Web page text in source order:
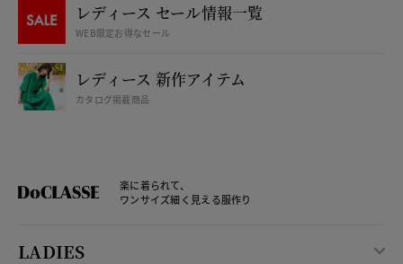
レディース セール情報一覧
WEB限定お得なセール
レディース 新作アイテム
カタログ掲載商品
楽に着られて、
ワンサイズ細く見える服作り
LADIES